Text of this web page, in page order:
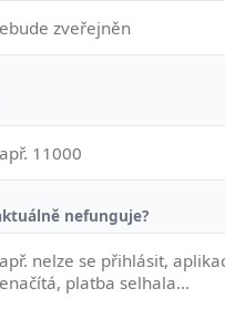
nefunguje?